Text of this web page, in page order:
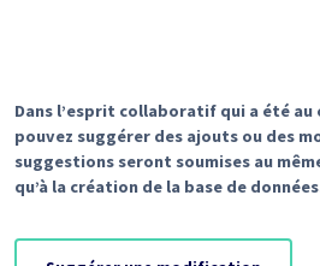
Dans l’esprit collaboratif qui a été
pouvez suggérer des ajouts ou des
suggestions seront soumises au
qu’à la création de la base de